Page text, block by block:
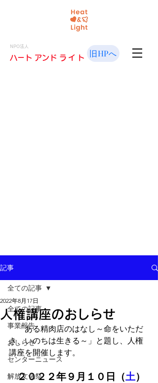
NPO法人
​ハート アンド ライト 旧HPへ
記事
全ての記事
事業報告
おしらせ
センターニュース
解放文化祭
全ての記事
人権講座のおしらせ
2022年8月17日
「ある精肉店のはなし～命をいただ
き、いのちは生きる～」と題し、人権
講座を開催します。
２０２２年９月１０日（土）